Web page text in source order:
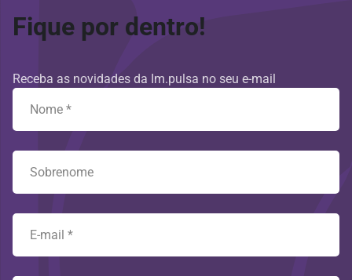
Fique por dentro!
Receba as novidades da Im.pulsa no seu e-mail